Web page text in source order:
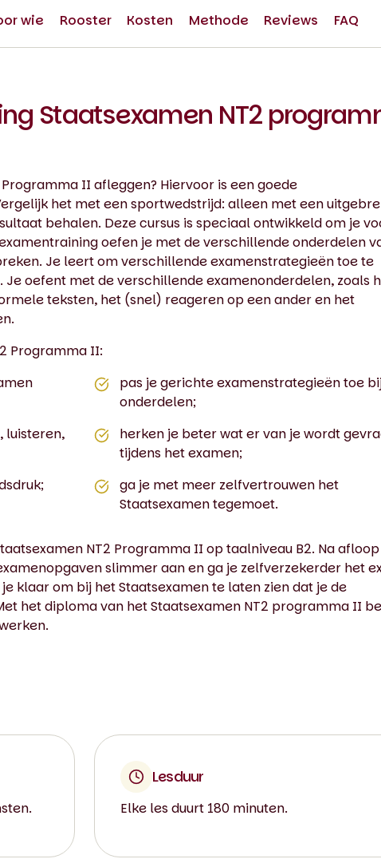
wie Rooster Kosten Methode Reviews FAQ
Staatsexamen NT2
II afleggen? Hiervoor is een goede
het met een sportwedstrijd: alleen met een
behalen. Deze cursus is speciaal ontwikkeld om je
oefen je met de verschillende onderdelen
Je leert om verschillende examenstrategieën toe te
Je oefent met de verschillende examenonderdelen, zoals
teksten, het (snel) reageren op een ander en het
Programma II:
pas je gerichte examenstrategieën toe
onderdelen;
luisteren,
herken je beter wat er van je wordt
tijdens het examen;
ga je met meer zelfvertrouwen het
Staatsexamen tegemoet.
NT2 Programma II op taalniveau B2. Na
slimmer aan en ga je zelfverzekerder het
klaar om bij het Staatsexamen te laten zien dat je de
het diploma van het Staatsexamen NT2 programma II
Lesduur
Elke les duurt 180 minuten.